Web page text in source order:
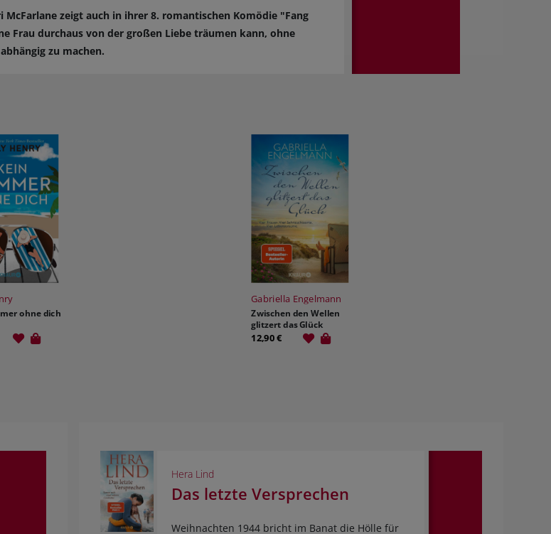
zeigt auch in ihrer 8. romantischen Komödie "Fang
Frau durchaus von der großen Liebe träumen kann, ohne
zu machen.
ohne dich
Gabriella Engelmann
Zwischen den Wellen
glitzert das Glück
12,90 €
Hera Lind
Das letzte Versprechen
Weihnachten 1944 bricht im Banat die Hölle für